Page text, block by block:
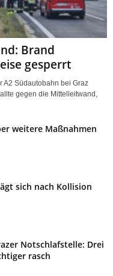
Brand
gesperrt
A2 Südautobahn bei Graz
gegen die Mittelleitwand,
weitere Maßnahmen
sich nach Kollision
Notschlafstelle: Drei
rasch